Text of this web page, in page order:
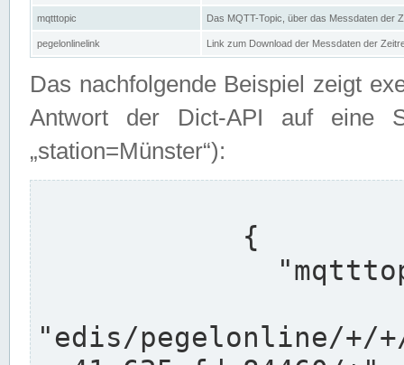
mqtttopic Das MQTT-Topic, über das Messdaten der
pegelonlinelink Link zum Download der Messdaten der
Das nachfolgende Beispiel zeigt
Antwort der Dict-API auf eine
„station=Münster“):
"edis/pegelonline/+/